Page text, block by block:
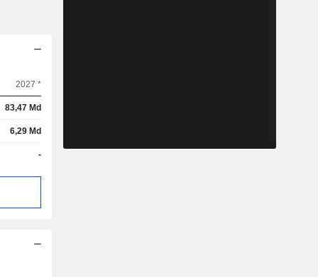
2027 *
83,47 Md
6,29 Md
-